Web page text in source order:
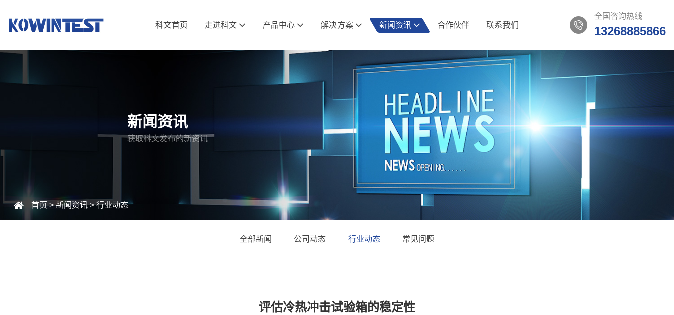
科文首页 走进科文 产品中心 解决方案 新闻资讯 合作伙伴 联系我们
全国咨询热线
13268885866
新闻资讯
获取科文发布的新资讯
首页>新闻资讯>行业动态
全部新闻 公司动态 行业动态 常见问题
评估冷热冲击试验箱的稳定性